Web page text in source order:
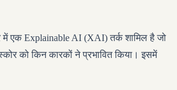
एक Explainable AI (XAI) तर्क शामिल है जो
को किन कारकों ने प्रभावित किया। इसमें